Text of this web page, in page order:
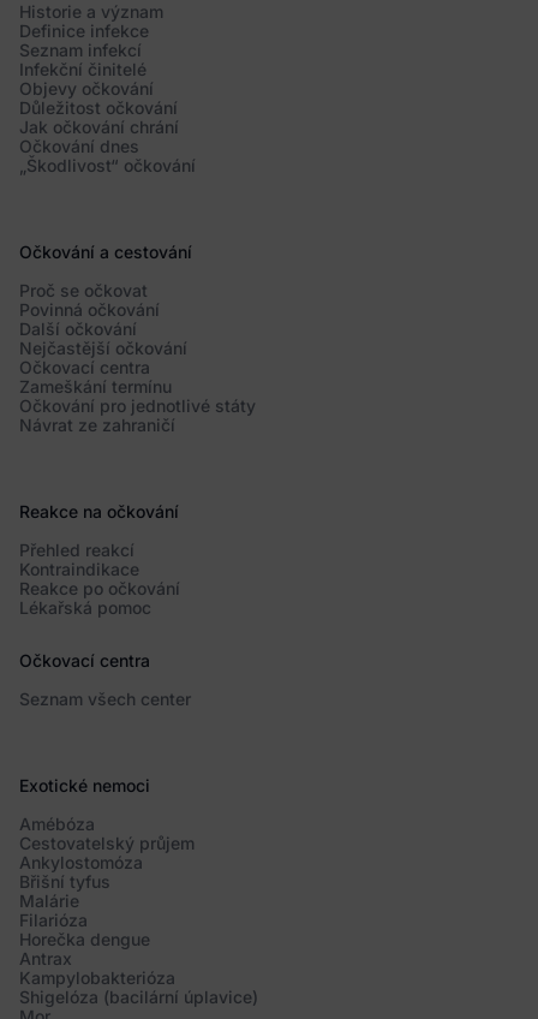
Historie a význam
Definice infekce
Seznam infekcí
Infekční činitelé
Objevy očkování
Důležitost očkování
Jak očkování chrání
Očkování dnes
„Škodlivost“ očkování
Očkování a cestování
Proč se očkovat
Povinná očkování
Další očkování
Nejčastější očkování
Očkovací centra
Zameškání termínu
Očkování pro jednotlivé státy
Návrat ze zahraničí
Reakce na očkování
Přehled reakcí
Kontraindikace
Reakce po očkování
Lékařská pomoc
Očkovací centra
Seznam všech center
Exotické nemoci
Amébóza
Cestovatelský průjem
Ankylostomóza
Břišní tyfus
Malárie
Filarióza
Horečka dengue
Antrax
Kampylobakterióza
Shigelóza (bacilární úplavice)